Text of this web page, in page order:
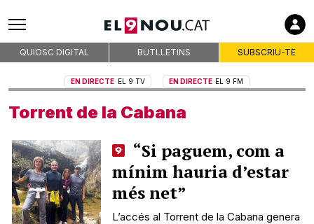
QUIOSC DIGITAL BUTLLETINS SUBSCRIU-TE
EN DIRECTE EL 9 TV EN DIRECTE EL 9 FM
Torrent de la Cabana
“Si paguem, com a
mínim hauria d’estar
més net”
L’accés al Torrent de la Cabana genera